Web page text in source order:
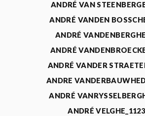
ANDRÉ VAN
ANDRÉ VANDEN
ANDRÉ
ANDRÉ
ANDRÉ VANDER
ANDRE
ANDRÉ
ANDRÉ